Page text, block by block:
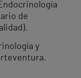
de
y